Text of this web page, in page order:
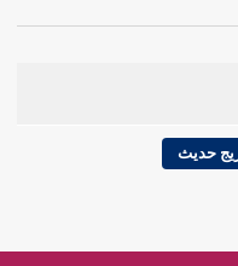
الذي يقال فيه :
بي ، أو رعايتك
جوازالعمل بالمكاتبة
خبر الواحد. وهو
حديث